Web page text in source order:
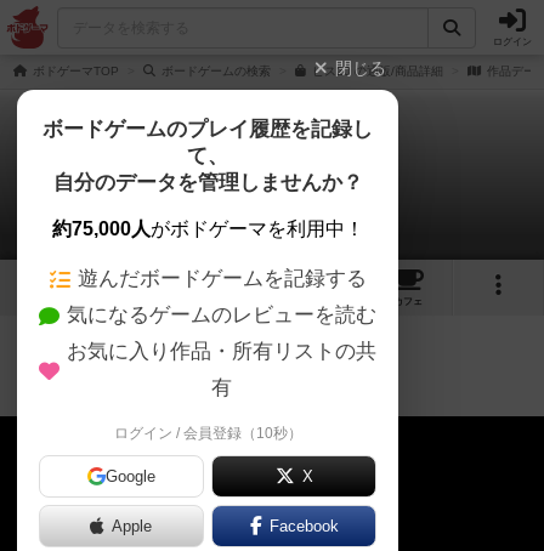
ログイン
ボドゲーマTOP ボードゲームの検索 ビス20 の通販/商品詳細 作品デー
ビス20
6分で分かる！ルール説明動画
8 2 10
カフェ
ルール説明 約1年前
6分で分かる！ルール説明動画
閉じる
ボードゲームのプレイ履歴を記録し
て、
自分のデータを管理しませんか？
約75,000人がボドゲーマを利用中！
遊んだボードゲームを記録する
気になるゲームのレビューを読む
お気に入り作品・所有リストの共
有
ログイン / 会員登録（10秒）
Google X
Apple Facebook